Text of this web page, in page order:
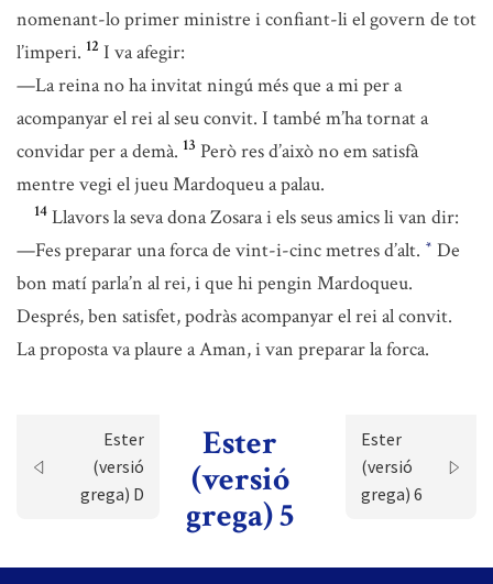
nomenant-lo primer ministre i confiant-li el govern de tot
l’imperi. 12 I va afegir:
—La reina no ha invitat ningú més que a mi per a
acompanyar el rei al seu convit. I també m’ha tornat a
convidar per a demà. 13 Però res d’això no em satisfà
mentre vegi el jueu Mardoqueu a palau.
14 Llavors la seva dona Zosara i els seus amics li van dir:
—Fes preparar una forca de vint-i-cinc metres d’alt. * De
bon matí parla’n al rei, i que hi pengin Mardoqueu.
Després, ben satisfet, podràs acompanyar el rei al convit.
La proposta va plaure a Aman, i van preparar la forca.
Ester
(versió
grega) D
Ester
(versió
grega) 5
Ester
(versió
grega) 6